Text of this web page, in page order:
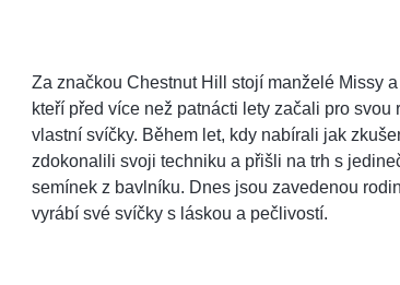
Za značkou Chestnut Hill stojí manželé Missy
kteří před více než patnácti lety začali pro svou
vlastní svíčky. Během let, kdy nabírali jak
zdokonalili svoji techniku a přišli na trh s
semínek z bavlníku. Dnes jsou zavedenou
vyrábí své svíčky s láskou a pečlivostí.